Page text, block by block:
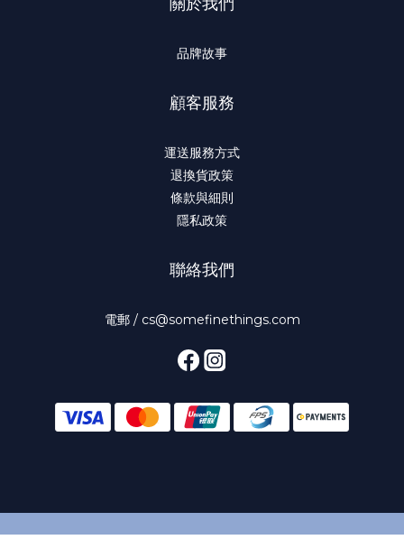
品牌故事
顧客服務
運送服務方式
退換貨政策
條款與細則
隱私政策
聯絡我們
電郵 / cs@somefinethings.com